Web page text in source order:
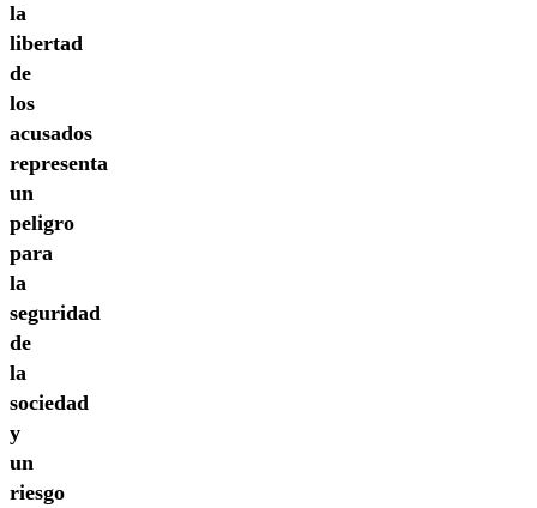
la
libertad
de
los
acusados
representa
un
peligro
para
la
seguridad
de
la
sociedad
y
un
riesgo